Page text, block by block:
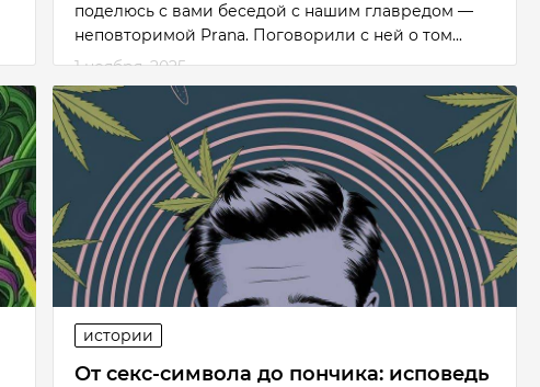
поделюсь с вами беседой с нашим главредом —
неповторимой Prana. Поговорили с ней о том...
1 ноября, 2025
истории
От секс-символа до пончика: исповедь